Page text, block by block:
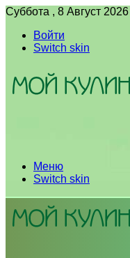
Суббота , 8 Август 2026
Войти
Switch skin
Меню
Switch skin